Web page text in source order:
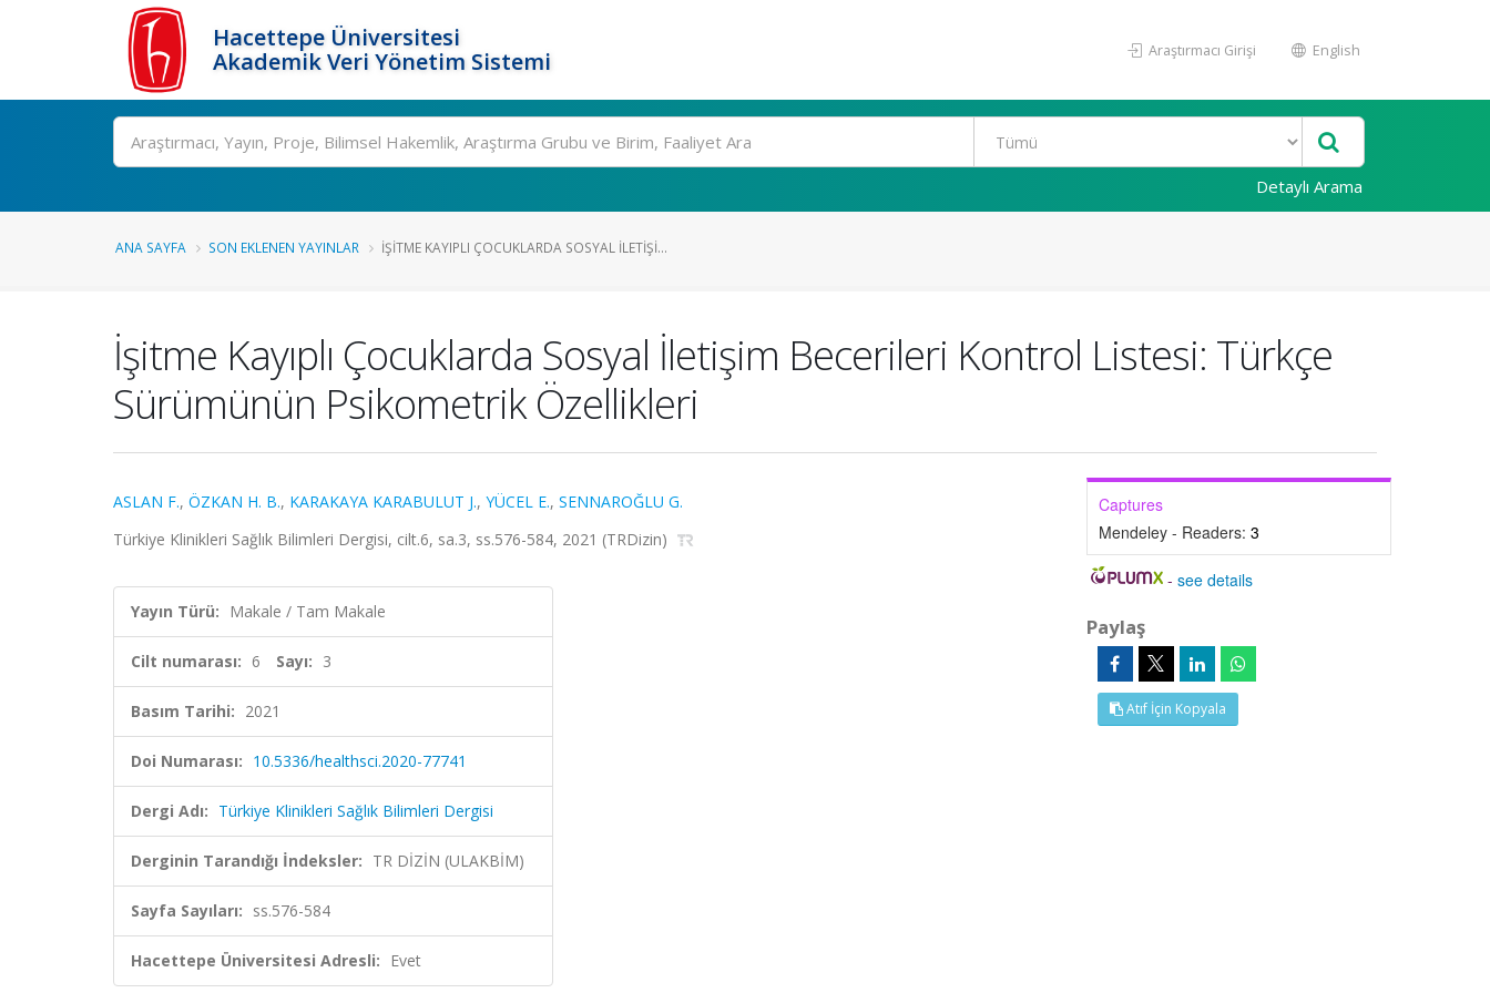
Hacettepe Üniversitesi
Akademik Veri Yönetim Sistemi
Araştırmacı Girişi English
Ara
Detaylı Arama
ANA SAYFA SON EKLENEN YAYINLAR İŞITME KAYIPLI ÇOCUKLARDA SOSYAL İLETIŞI...
İşitme Kayıplı Çocuklarda Sosyal İletişim Becerileri Kontrol Listesi: Türkçe
Sürümünün Psikometrik Özellikleri
ASLAN F., ÖZKAN H. B., KARAKAYA KARABULUT J., YÜCEL E., SENNAROĞLU G.
Türkiye Klinikleri Sağlık Bilimleri Dergisi, cilt.6, sa.3, ss.576-584, 2021 (TRDizin)
Yayın Türü: Makale / Tam Makale
Cilt numarası: 6 Sayı: 3
Basım Tarihi: 2021
Doi Numarası: 10.5336/healthsci.2020-77741
Dergi Adı: Türkiye Klinikleri Sağlık Bilimleri Dergisi
Derginin Tarandığı İndeksler: TR DİZİN (ULAKBİM)
Sayfa Sayıları: ss.576-584
Hacettepe Üniversitesi Adresli: Evet
Captures
Mendeley - Readers: 3
-see details
Paylaş
Atıf İçin Kopyala